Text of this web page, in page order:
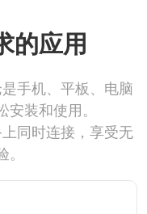
的应用
手机、平板、电脑
装和使用。
同时连接，享受无